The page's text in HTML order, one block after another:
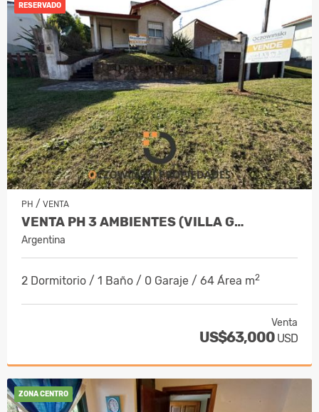
RESERVADO
PH / VENTA
VENTA PH 3 AMBIENTES (VILLA G…
Argentina
2 Dormitorio / 1 Baño / 0 Garaje / 64 Área m2
Venta
US$63,000 USD
ZONA CENTRO